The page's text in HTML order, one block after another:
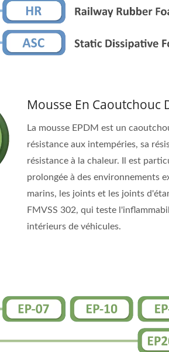
Mousse En
La mousse EPDM est un
résistance aux intempéries, sa
résistance à la chaleur. Il est
prolongée à des environnements
marins, les joints et les joints
FMVSS 302, qui teste
intérieurs de véhicules.